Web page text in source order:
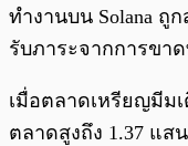
ทำงานบน Solana ถู
รับภาระจากการขา
เมื่อตลาดเหรียญมีม
ตลาดสูงถึง 1.37 แส